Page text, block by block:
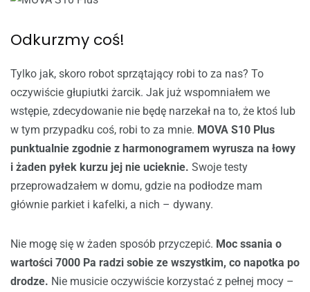
Odkurzmy coś!
Tylko jak, skoro robot sprzątający robi to za nas? To
oczywiście głupiutki żarcik. Jak już wspomniałem we
wstępie, zdecydowanie nie będę narzekał na to, że ktoś lub
w tym przypadku coś, robi to za mnie. MOVA S10 Plus
punktualnie zgodnie z harmonogramem wyrusza na łowy
i żaden pyłek kurzu jej nie ucieknie. Swoje testy
przeprowadzałem w domu, gdzie na podłodze mam
głównie parkiet i kafelki, a nich – dywany.
Nie mogę się w żaden sposób przyczepić. Moc ssania o
wartości 7000 Pa radzi sobie ze wszystkim, co napotka po
drodze. Nie musicie oczywiście korzystać z pełnej mocy –